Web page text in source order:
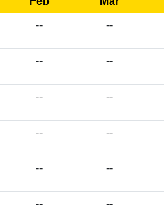
-- --
-- --
-- --
-- --
-- --
-- --